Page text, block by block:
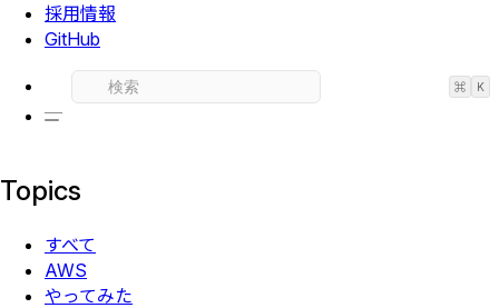
採用情報
GitHub
⌘ K
Topics
すべて
AWS
やってみた